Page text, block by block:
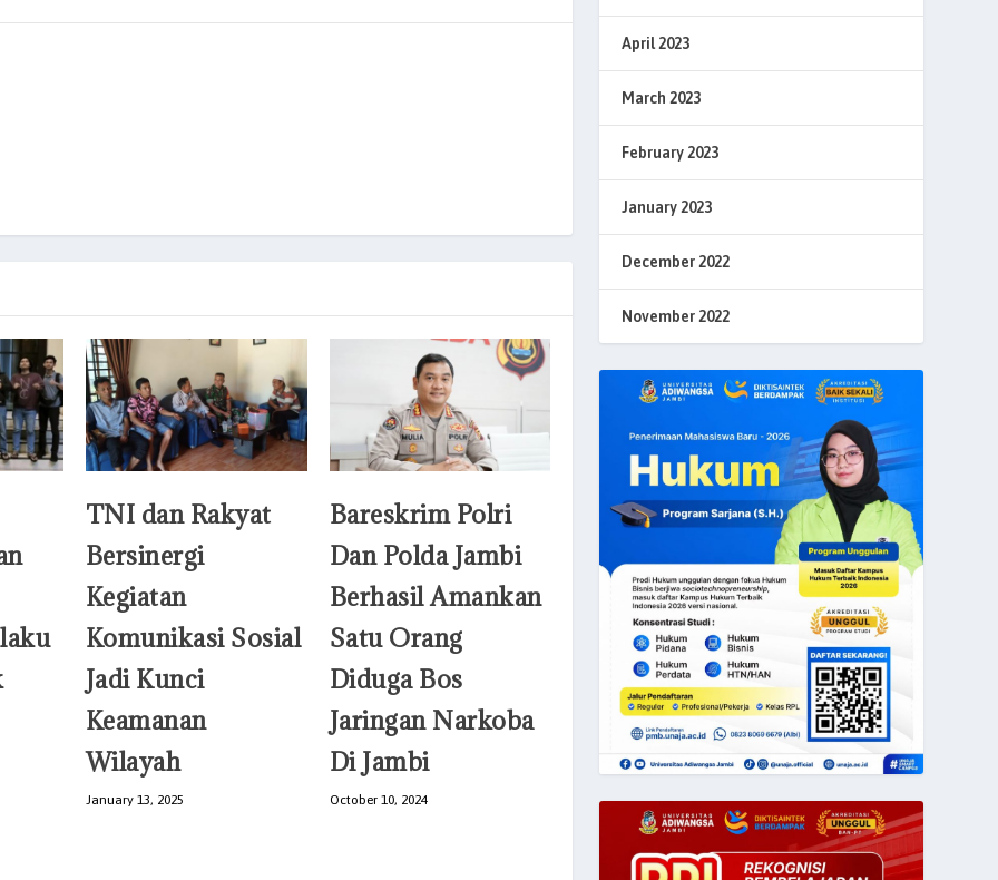
TNI dan Rakyat
Bersinergi
Kegiatan
Komunikasi Sosial
Jadi Kunci
Keamanan
Wilayah
January 13, 2025
Bareskrim Polri
Dan Polda Jambi
Berhasil Amankan
Satu Orang
Diduga Bos
Jaringan Narkoba
Di Jambi
October 10, 2024
April 2023
March 2023
February 2023
January 2023
December 2022
November 2022